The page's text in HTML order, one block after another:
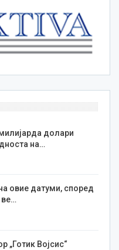
долари
на…
овие датуми, според
ве…
„Готик Војсис“